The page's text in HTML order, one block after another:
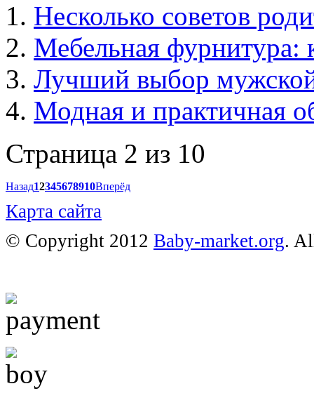
Несколько советов
Мебельная фурнитура:
Лучший выбор
Модная и практичная
Страница 2 из 10
Назад12345678910Вперёд
Карта сайта
© Copyright 2012 Baby-market.org.